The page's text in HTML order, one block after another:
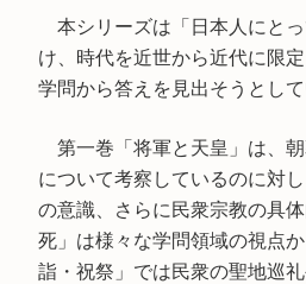
本シリーズは「日本人にと
け、時代を近世から近代に限
学問から答えを見出そうとして
第一巻「将軍と天皇」は、
について考察しているのに対
の意識、さらに民衆宗教の具
死」は様々な学問領域の視点
詣・祝祭」では民衆の聖地巡